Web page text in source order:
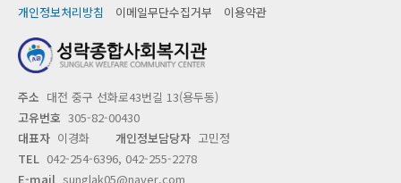
개인정보처리방침 이메일무단수집거부 이용약관
주소 대전 중구 선화로43번길 13(용두동)
고유번호 305-82-00430
대표자 이경화 개인정보담당자 고민정
TEL 042-254-6396, 042-255-2278
E-mail sunglak05@naver.com